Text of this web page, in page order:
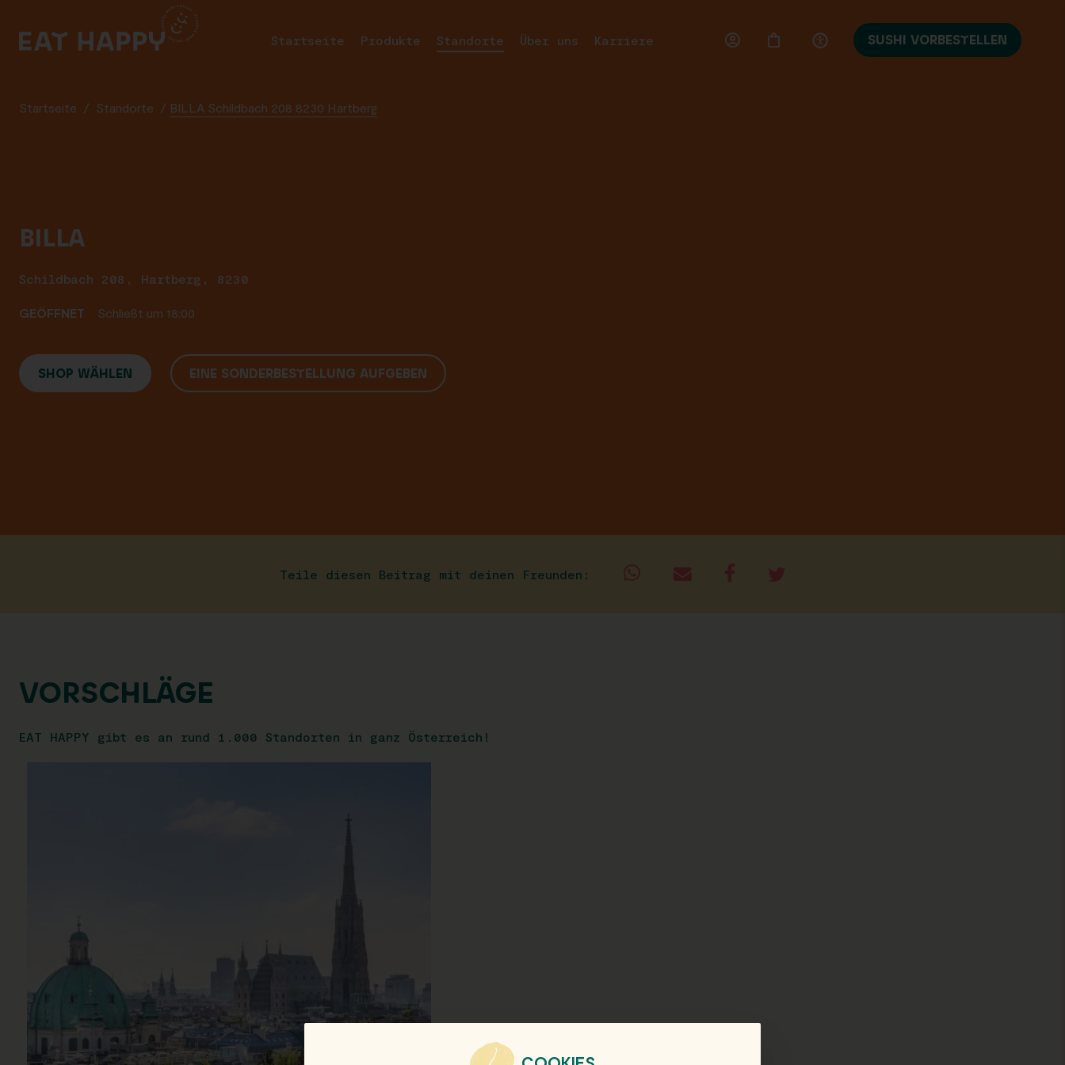
MAIN
Startseite Produkte Standorte Über uns Karriere SUSHI VORBESTELLEN
Startseite / Standorte / BILLA Schildbach 208 8230 Hartberg
BILLA
Schildbach 208, Hartberg, 8230
GEÖFFNET Schließt um 18:00
SHOP WÄHLEN EINE SONDERBESTELLUNG AUFGEBEN
Teile diesen Beitrag mit deinen Freunden:
VORSCHLÄGE
EAT HAPPY gibt es an rund 1.000 Standorten in ganz Österreich!